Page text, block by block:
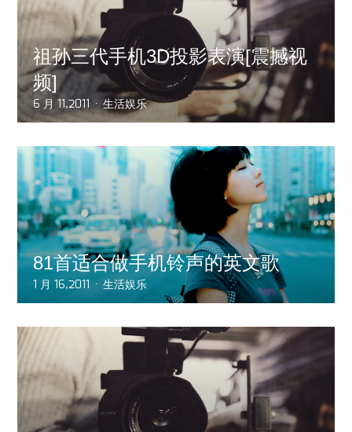
祖孙三代手机3D投影表演[震撼视
频]
6 月 11,2011 生活娱乐
81首适合做手机铃声的英文歌
1 月 16,2011 生活娱乐